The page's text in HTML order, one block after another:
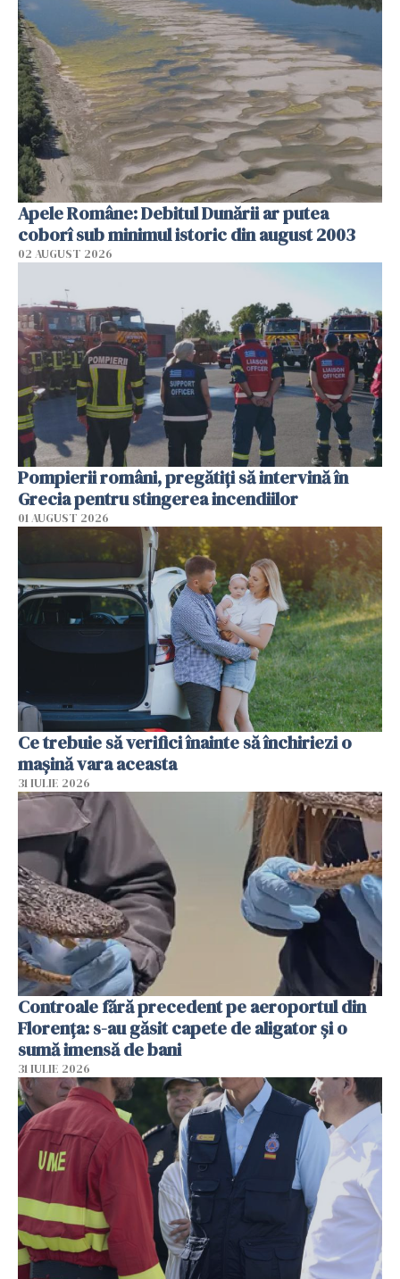
Apele Române: Debitul Dunării ar putea
coborî sub minimul istoric din august 2003
02 AUGUST 2026
Pompierii români, pregătiţi să intervină în
Grecia pentru stingerea incendiilor
01 AUGUST 2026
Ce trebuie să verifici înainte să închiriezi o
mașină vara aceasta
31 IULIE 2026
Controale fără precedent pe aeroportul din
Florența: s-au găsit capete de aligator și o
sumă imensă de bani
31 IULIE 2026